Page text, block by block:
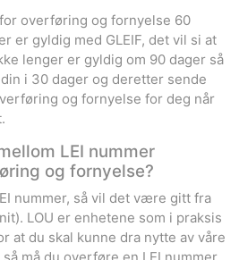
overføring og fornyelse 60
er gyldig med GLEIF, det vil si at
lenger er gyldig om 90 dager så
i 30 dager og deretter sende
og fornyelse for deg når
LEI nummer
og fornyelse?
nummer, så vil det være gitt fra
LOU er enhetene som i praksis
at du skal kunne dra nytte av våre